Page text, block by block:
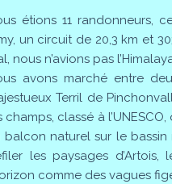
étions 11 randonneurs,
un circuit de 20,3 km et
nous n’avions pas
avons marché entre
Terril de
champs, classé à
balcon naturel sur le
les paysages
comme des vagues